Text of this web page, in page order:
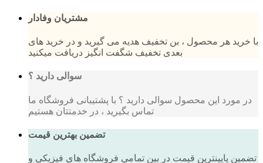
مشتریان وفادار
با خرید هر محصول ، بن تخفیف هدیه می گیرید و در خرید های
بعدی تخفیف شگفت انگیز دریافت میکنید
سوالی دارید ؟
در مورد این محصول سوالی دارید ؟ با پشتیبانی فروشگاه ما
تماس بگیرید ، در خدمتتان هستیم
تضمین بهترین قیمت
تضمین پایینترین قیمت در بین تمامی فروشگاه های فیزیکی و